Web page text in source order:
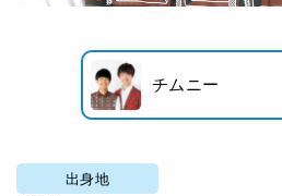
チムニー
出身地